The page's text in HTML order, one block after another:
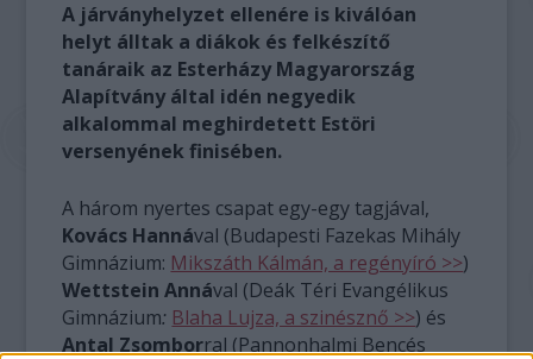
A járványhelyzet ellenére is kiválóan
helyt álltak a diákok és felkészítő
tanáraik az Esterházy Magyarország
Alapítvány által idén negyedik
alkalommal meghirdetett Estöri
versenyének finisében.
A három nyertes csapat egy-egy tagjával,
Kovács Hannával (Budapesti Fazekas Mihály
Gimnázium: Mikszáth Kálmán, a regényíró >>)
Wettstein Annával (Deák Téri Evangélikus
Gimnázium: Blaha Lujza, a szinésznő >>) és
Antal Zsomborral (Pannonhalmi Bencés